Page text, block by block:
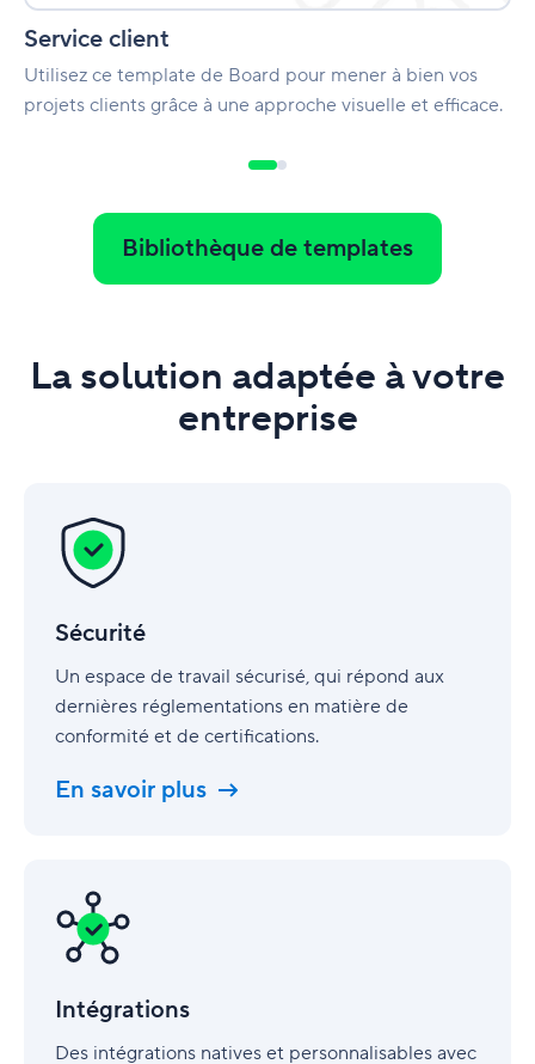
Service client
Utilisez ce template de Board pour mener à bien vos
projets clients grâce à une approche visuelle et efficace.
Bibliothèque de templates
La solution adaptée à votre
entreprise
Sécurité
Un espace de travail sécurisé, qui répond aux
dernières réglementations en matière de
conformité et de certifications.
En savoir plus
Intégrations
Des intégrations natives et personnalisables avec